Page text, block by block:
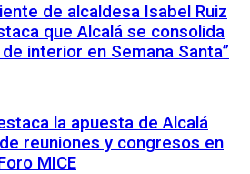
de alcaldesa Isabel Ruiz
que Alcalá se consolida
interior en Semana Santa”
la apuesta de Alcalá
reuniones y congresos en
MICE